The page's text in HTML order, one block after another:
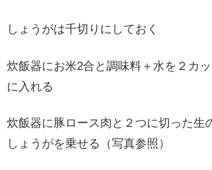
しょうがは千切りにしておく
炊飯器にお米2合と調味料＋水を２カ
に入れる
炊飯器に豚ロース肉と２つに切った生
しょうがを乗せる（写真参照）